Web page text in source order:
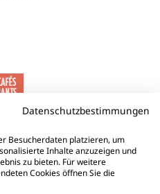
Datenschutzbestimmungen
Besucherdaten platzieren, um
Inhalte anzuzeigen und
zu bieten. Für weitere
Cookies öffnen Sie die